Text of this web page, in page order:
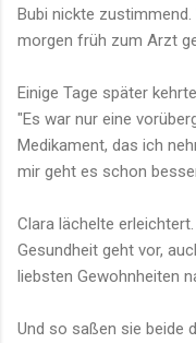
Bubi nickte
morgen früh zum Arzt
Einige Tage später
"Es war nur eine
Medikament, das ich
mir geht es schon
Clara lächelte
Gesundheit geht vor,
liebsten Gewohnheiten
Und so saßen sie beide